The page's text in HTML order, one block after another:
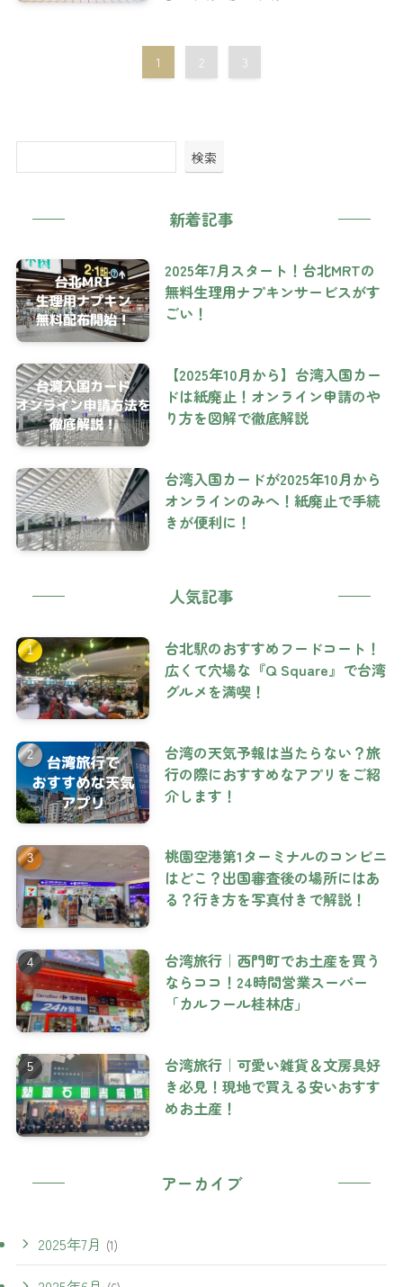
1 2 3
検索
新着記事
2025年7月スタート！台北MRTの
無料生理用ナプキンサービスがす
ごい！
【2025年10月から】台湾入国カー
ドは紙廃止！オンライン申請のや
り方を図解で徹底解説
台湾入国カードが2025年10月から
オンラインのみへ！紙廃止で手続
きが便利に！
人気記事
台北駅のおすすめフードコート！
広くて穴場な『Q Square』で台湾
グルメを満喫！
台湾の天気予報は当たらない？旅
行の際におすすめなアプリをご紹
介します！
桃園空港第1ターミナルのコンビニ
はどこ？出国審査後の場所にはあ
る？行き方を写真付きで解説！
台湾旅行｜西門町でお土産を買う
ならココ！24時間営業スーパー
「カルフール桂林店」
台湾旅行｜可愛い雑貨＆文房具好
き必見！現地で買える安いおすす
めお土産！
アーカイブ
2025年7月 (1)